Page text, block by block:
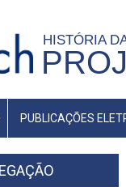
HISTÓRIA
PUBLICAÇÕES